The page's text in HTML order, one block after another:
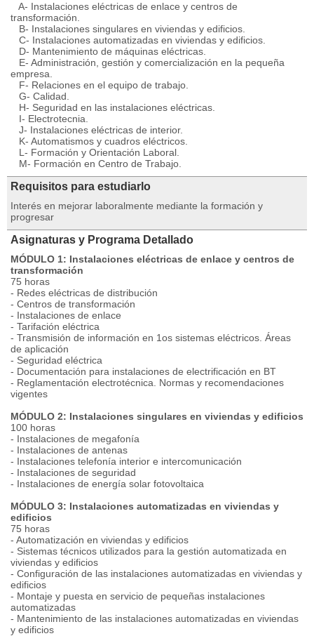
A- Instalaciones eléctricas de enlace y centros de
transformación.
B- Instalaciones singulares en viviendas y edificios.
C- Instalaciones automatizadas en viviendas y edificios.
D- Mantenimiento de máquinas eléctricas.
E- Administración, gestión y comercialización en la pequeña
empresa.
F- Relaciones en el equipo de trabajo.
G- Calidad.
H- Seguridad en las instalaciones eléctricas.
I- Electrotecnia.
J- Instalaciones eléctricas de interior.
K- Automatismos y cuadros eléctricos.
L- Formación y Orientación Laboral.
M- Formación en Centro de Trabajo.
Requisitos para estudiarlo
Interés en mejorar laboralmente mediante la formación y
progresar
Asignaturas y Programa Detallado
MÓDULO 1: Instalaciones eléctricas de enlace y centros de
transformación
75 horas
- Redes eléctricas de distribución
- Centros de transformación
- Instalaciones de enlace
- Tarifación eléctrica
- Transmisión de información en 1os sistemas eléctricos. Áreas
de aplicación
- Seguridad eléctrica
- Documentación para instalaciones de electrificación en BT
- Reglamentación electrotécnica. Normas y recomendaciones
vigentes
MÓDULO 2: Instalaciones singulares en viviendas y edificios
100 horas
- Instalaciones de megafonía
- Instalaciones de antenas
- Instalaciones telefonía interior e intercomunicación
- Instalaciones de seguridad
- Instalaciones de energía solar fotovoltaica
MÓDULO 3: Instalaciones automatizadas en viviendas y
edificios
75 horas
- Automatización en viviendas y edificios
- Sistemas técnicos utilizados para la gestión automatizada en
viviendas y edificios
- Configuración de las instalaciones automatizadas en viviendas y
edificios
- Montaje y puesta en servicio de pequeñas instalaciones
automatizadas
- Mantenimiento de las instalaciones automatizadas en viviendas
y edificios